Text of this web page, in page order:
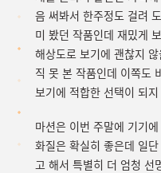
음 써봐서 한주정도 걸려
미 봤던 작품인데 재밌게
해상도로 보기에 괜찮지
직 못 본 작품인데 이쪽도
보기에 적합한 선택이 되
마션은 이번 주말에 기기
화질은 확실히 좋은데 일
고 해서 특별히 더 엄청 선